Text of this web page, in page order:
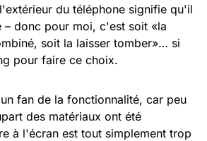
du téléphone signifie qu'il
– donc pour moi, c'est soit «la
soit la laisser tomber»… si
pour faire ce choix.
fan de la fonctionnalité, car peu
des matériaux ont été
à l'écran est tout simplement trop